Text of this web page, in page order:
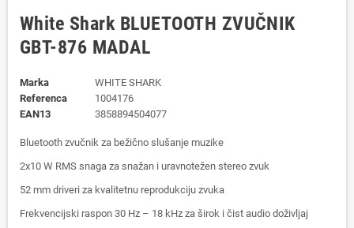
White Shark BLUETOOTH ZVUČNIK
GBT-876 MADAL
Marka
WHITE SHARK
Referenca
1004176
EAN13
3858894504077
Bluetooth zvučnik za bežično slušanje muzike
2x10 W RMS snaga za snažan i uravnotežen stereo zvuk
52 mm driveri za kvalitetnu reprodukciju zvuka
Frekvencijski raspon 30 Hz – 18 kHz za širok i čist audio doživljaj